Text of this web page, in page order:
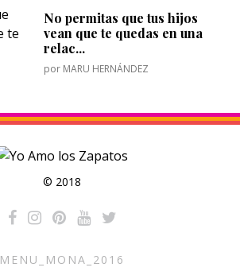
No permitas que tus hijos
vean que te quedas en una
relac...
por MARU HERNÁNDEZ
© 2018
MENU_MONA_2016